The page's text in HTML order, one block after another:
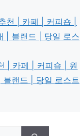
천 | 카페 | 커피숍 |
| 블랜드 | 당일 로스
| 카페 | 커피숍 | 원
랜드 | 당일 로스트